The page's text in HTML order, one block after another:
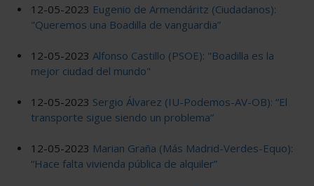
12-05-2023 Eugenio de Armendáritz (Ciudadanos):
"Queremos una Boadilla de vanguardia”
12-05-2023 Alfonso Castillo (PSOE): "Boadilla es la
mejor ciudad del mundo"
12-05-2023 Sergio Álvarez (IU-Podemos-AV-OB): “El
transporte sigue siendo un problema”
12-05-2023 Marian Graña (Más Madrid-Verdes-Equo):
“Hace falta vivienda pública de alquiler”